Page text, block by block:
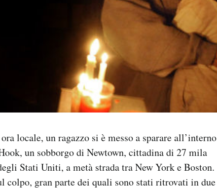
locale, un ragazzo si è messo a sparare all’interno
un sobborgo di Newtown, cittadina di 27 mila
Stati Uniti, a metà strada tra New York e Boston.
colpo, gran parte dei quali sono stati ritrovati in due